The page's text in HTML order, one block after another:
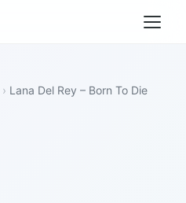
› Lana Del Rey – Born To Die